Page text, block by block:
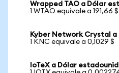
Wrapped TAO a Dólar
1 WTAO equivale a 191,66 $
Kyber Network Crystal
1 KNC equivale a 0,1029 $
IoTeX a Dólar